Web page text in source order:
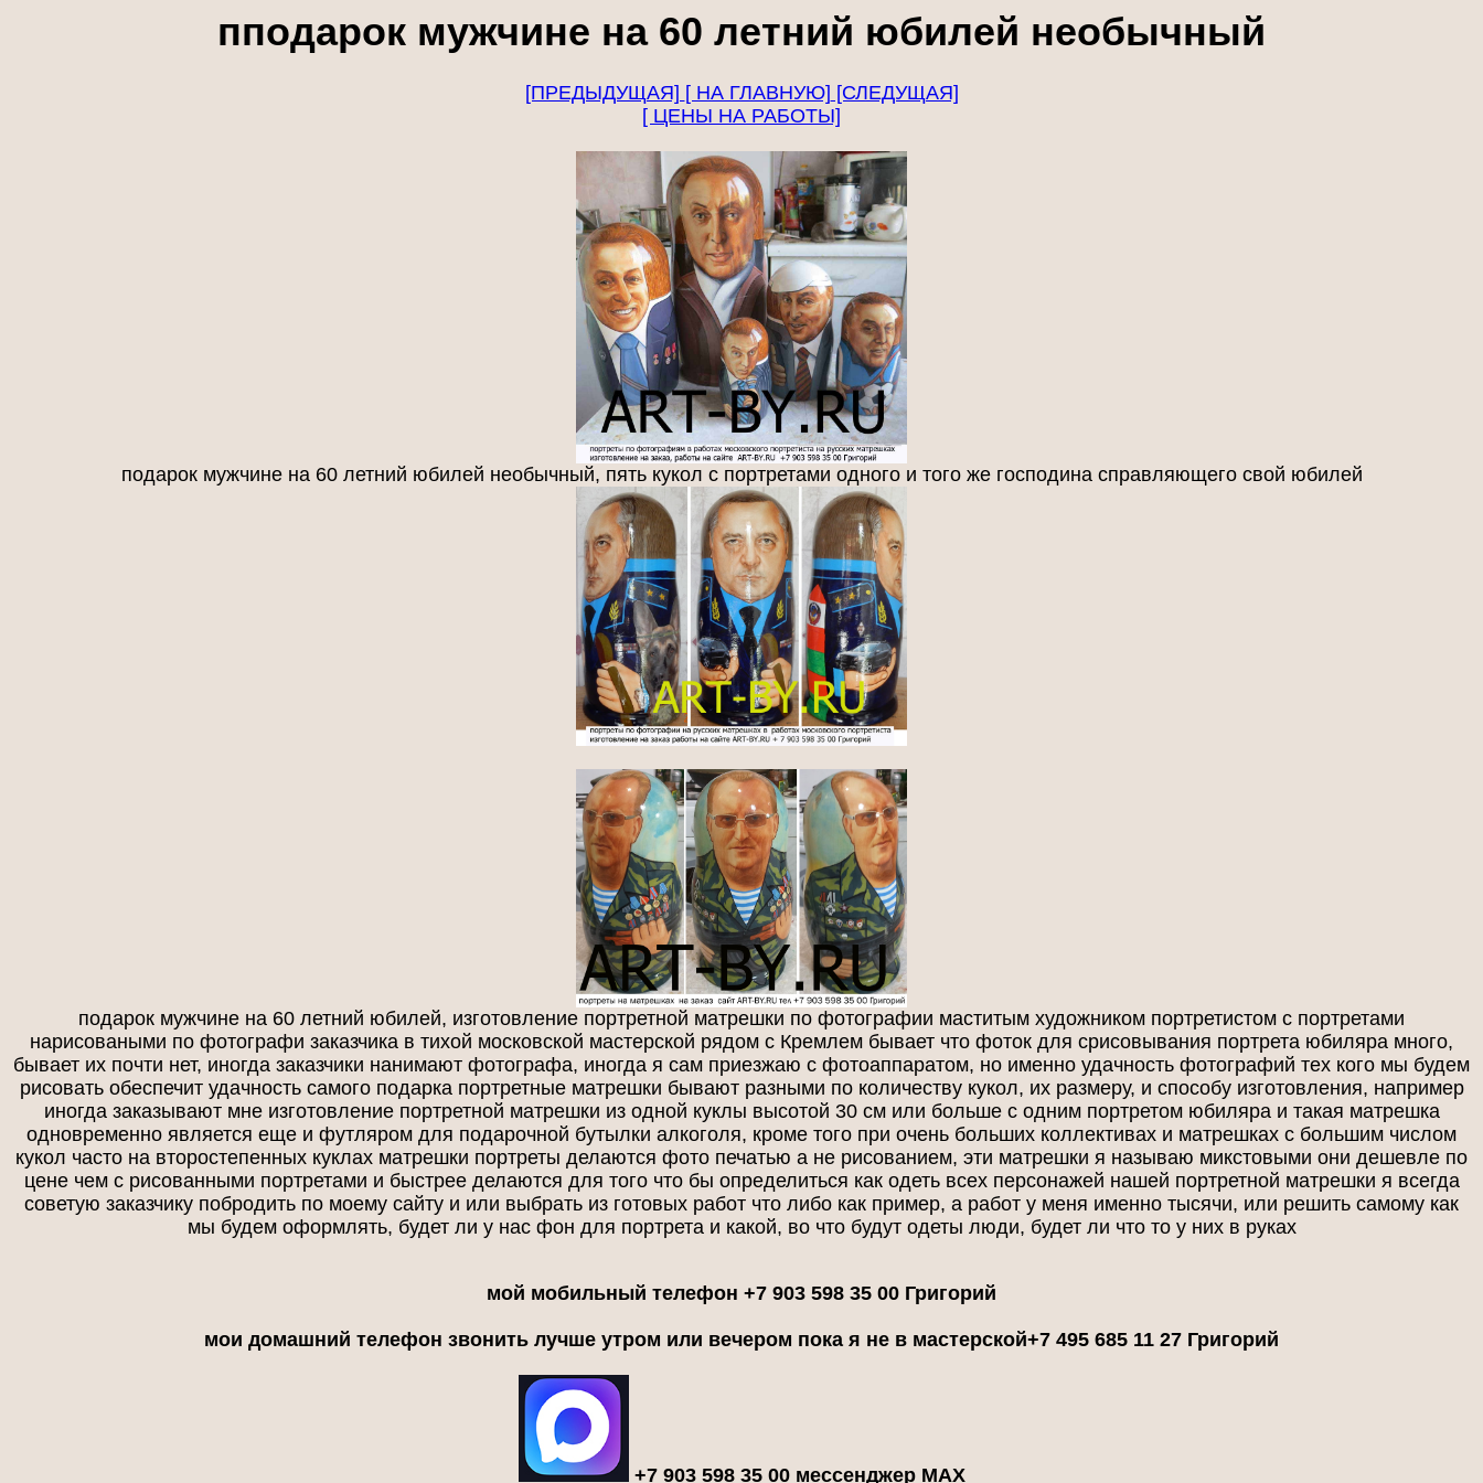
пподарок мужчине на 60 летний юбилей необычный
[ПРЕДЫДУЩАЯ] [ НА ГЛАВНУЮ] [СЛЕДУЩАЯ]
[ ЦЕНЫ НА РАБОТЫ]
подарок мужчине на 60 летний юбилей необычный, пять кукол с портретами одного и того же господина справляющего свой юбилей
подарок мужчине на 60 летний юбилей, изготовление портретной матрешки по фотографии маститым художником портретистом с портретами
нарисоваными по фотографи заказчика в тихой московской мастерской рядом с Кремлем бывает что фоток для срисовывания портрета юбиляра много,
бывает их почти нет, иногда заказчики нанимают фотографа, иногда я сам приезжаю с фотоаппаратом, но именно удачность фотографий тех кого мы будем
рисовать обеспечит удачность самого подарка портретные матрешки бывают разными по количеству кукол, их размеру, и способу изготовления, например
иногда заказывают мне изготовление портретной матрешки из одной куклы высотой 30 см или больше с одним портретом юбиляра и такая матрешка
одновременно является еще и футляром для подарочной бутылки алкоголя, кроме того при очень больших коллективах и матрешках с большим числом
кукол часто на второстепенных куклах матрешки портреты делаются фото печатью а не рисованием, эти матрешки я называю микстовыми они дешевле по
цене чем с рисованными портретами и быстрее делаются для того что бы определиться как одеть всех персонажей нашей портретной матрешки я всегда
советую заказчику побродить по моему сайту и или выбрать из готовых работ что либо как пример, а работ у меня именно тысячи, или решить самому как
мы будем оформлять, будет ли у нас фон для портрета и какой, во что будут одеты люди, будет ли что то у них в руках
мой мобильный телефон +7 903 598 35 00 Григорий
мои домашний телефон звонить лучше утром или вечером пока я не в мастерской+7 495 685 11 27 Григорий
+7 903 598 35 00 мессенджер MAX